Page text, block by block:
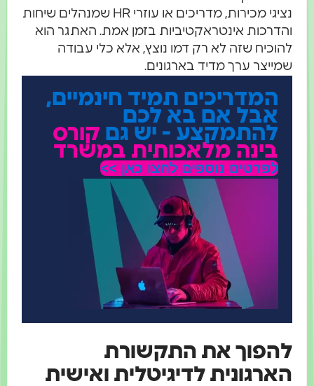
נציגי מכירות, מדריכים או עוזרי HR שמנהלים שיחות
אינטראקטיביות בזמן אמת. האתגר הוא
שזה לא רק דמו נוצץ, אלא כלי עבודה
ערך מדיד בארגונים.
המדריכים תמיד חינמיים,
אבל אם בא לכם
להתמקצע - יש גםקורס
בינה מלאכותית במשרד
לפרטים נוספים לחצו כאן >>
את התקשורת
לדיגיטלית ואישית